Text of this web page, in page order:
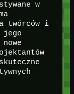
w
twórców i
jego